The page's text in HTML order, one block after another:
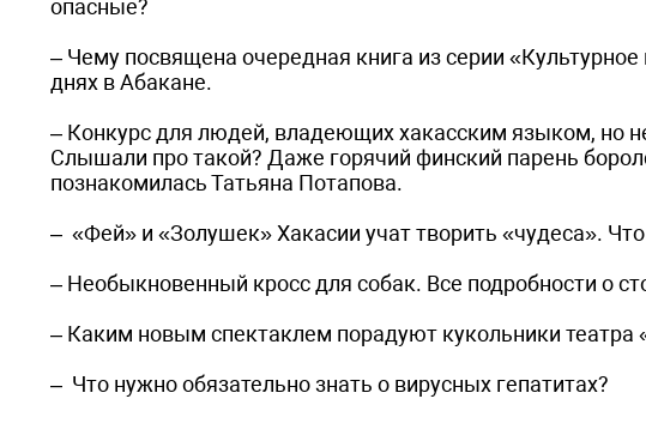
опасные?
– Чему посвящена очередная книга из серии
днях в Абакане.
– Конкурс для людей, владеющих хакасским языком, но
Слышали про такой? Даже горячий финский парень
познакомилась Татьяна Потапова.
– «Фей» и «Золушек» Хакасии учат творить «чудеса».
– Необыкновенный кросс для собак. Все подробности о
– Каким новым спектаклем порадуют кукольники театра
– Что нужно обязательно знать о вирусных гепатитах?